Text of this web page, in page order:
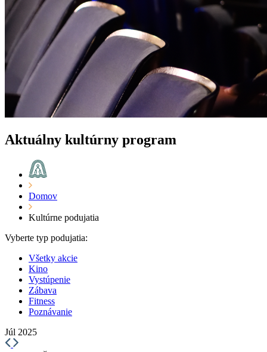
Aktuálny kultúrny program
Domov
Kultúrne podujatia
Vyberte typ podujatia:
Všetky akcie
Kino
Vystúpenie
Zábava
Fitness
Poznávanie
Júl 2025